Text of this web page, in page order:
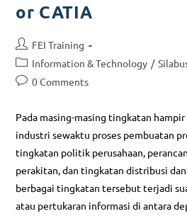
or CATIA
FEI Training
Information & Technology /
0 Comments
Pada masing-masing tingkatan
industri sewaktu proses pembuatan
tingkatan politik perusahaan,
perakitan, dan tingkatan distribusi
berbagai tingkatan tersebut terjadi
atau pertukaran informasi di antara